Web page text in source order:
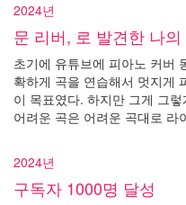
2024년
문 리버, 로 발견한 나의
초기에 유튜브에 피아노 커버
확하게 곡을 연습해서 멋지게
이 목표였다. 하지만 그게 그
어려운 곡은 어려운 곡대로 라
2024년
구독자 1000명 달성